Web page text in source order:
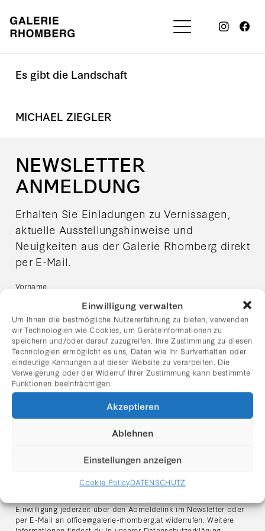
Einwilligung verwalten
Um Ihnen die bestmögliche Nutzererfahrung zu bieten, verwenden
wir Technologien wie Cookies, um Geräteinformationen zu
speichern und/oder darauf zuzugreifen. Ihre Zustimmung zu diesen
Technologien ermöglicht es uns, Daten wie Ihr Surfverhalten oder
eindeutige Kennungen auf dieser Website zu verarbeiten. Die
Verweigerung oder der Widerruf Ihrer Zustimmung kann bestimmte
Funktionen beeinträchtigen.
Akzeptieren
Ablehnen
Einstellungen anzeigen
Cookie PolicyDATENSCHUTZ
Es gibt die Landschaft
MICHAEL ZIEGLER
NEWSLETTER
ANMELDUNG
Erhalten Sie Einladungen zu Vernissagen,
aktuelle Ausstellungshinweise und
Neuigkeiten aus der Galerie Rhomberg direkt
per E-Mail.
Vorname
Nachname
E-Mail Adresse:
Ich habe die Datenschutzerklärung gelesen und stimme
Ich stimme zu, dass meine angegebenen Daten zum Zweck des
Newsletter-Versands verarbeitet werden. Der Versand erfolgt
werden ausschließlich für den Versand des Newsletters
Einwilligung jederzeit über den Abmeldelink im Newsletter oder
per E-Mail an office@galerie-rhomberg.atwiderrufen. Weitere